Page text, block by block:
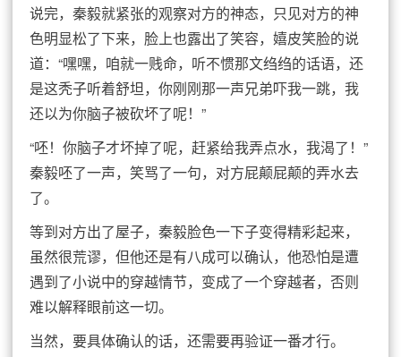
说完，秦毅就紧张的观察对方的神态，只见对方的神
色明显松了下来，脸上也露出了笑容，嬉皮笑脸的说
道：“嘿嘿，咱就一贱命，听不惯那文绉绉的话语，还
是这秃子听着舒坦，你刚刚那一声兄弟吓我一跳，我
还以为你脑子被砍坏了呢！”
“呸！你脑子才坏掉了呢，赶紧给我弄点水，我渴了！”
秦毅呸了一声，笑骂了一句，对方屁颠屁颠的弄水去
了。
等到对方出了屋子，秦毅脸色一下子变得精彩起来，
虽然很荒谬，但他还是有八成可以确认，他恐怕是遭
遇到了小说中的穿越情节，变成了一个穿越者，否则
难以解释眼前这一切。
当然，要具体确认的话，还需要再验证一番才行。